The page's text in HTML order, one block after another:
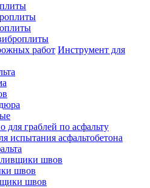
Инструмент для
для граблей по асфальту
испытания асфальтобетона
швов
швов
швов